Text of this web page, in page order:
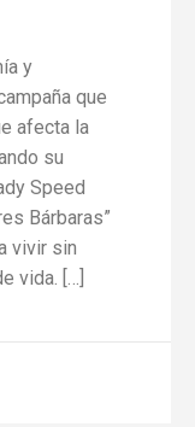
y
que
afecta la
su
Speed
Bárbaras”
vivir sin
vida. […]